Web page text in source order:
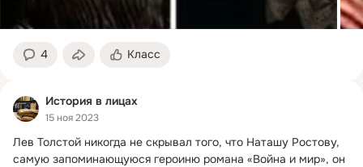
4 Класс
История в лицах
15 ноя 2023
Лев Толстой никогда не скрывал того, что Наташу Ростову,
самую запоминающуюся героиню романа «Война и мир», он